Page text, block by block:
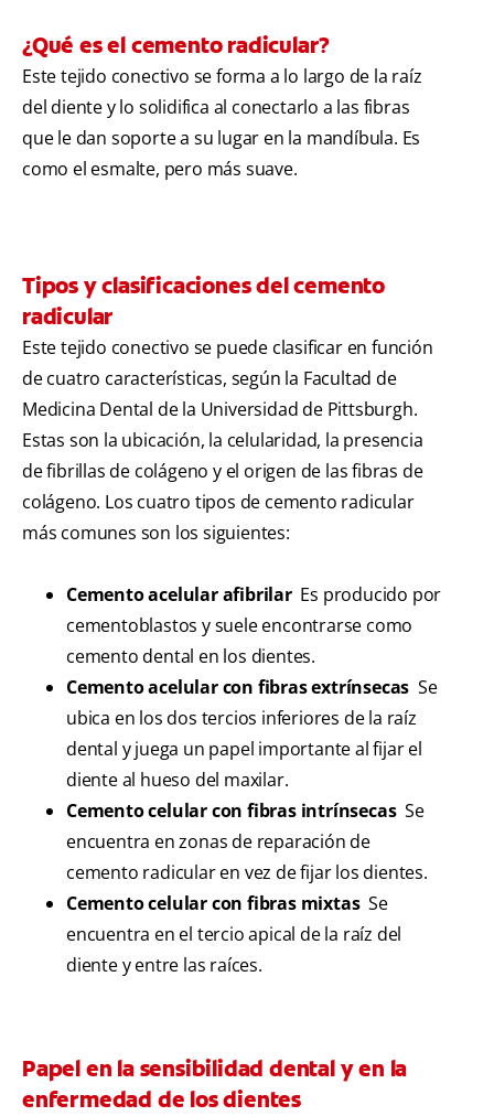
¿Qué es el cemento radicular?
Este tejido conectivo se forma a lo largo de la raíz
del diente y lo solidifica al conectarlo a las fibras
que le dan soporte a su lugar en la mandíbula. Es
como el esmalte, pero más suave.
Tipos y clasificaciones del cemento
radicular
Este tejido conectivo se puede clasificar en función
de cuatro características, según la Facultad de
Medicina Dental de la Universidad de Pittsburgh.
Estas son la ubicación, la celularidad, la presencia
de fibrillas de colágeno y el origen de las fibras de
colágeno. Los cuatro tipos de cemento radicular
más comunes son los siguientes:
Cemento acelular afibrilarEs producido por
cementoblastos y suele encontrarse como
cemento dental en los dientes.
Cemento acelular con fibras extrínsecas Se
ubica en los dos tercios inferiores de la raíz
dental y juega un papel importante al fijar el
diente al hueso del maxilar.
Cemento celular con fibras intrínsecasSe
encuentra en zonas de reparación de
cemento radicular en vez de fijar los dientes.
Cemento celular con fibras mixtasSe
encuentra en el tercio apical de la raíz del
diente y entre las raíces.
Papel en la sensibilidad dental y en la
enfermedad de los dientes